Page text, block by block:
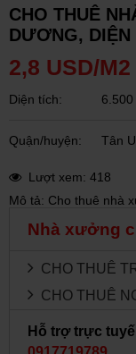
CHO THUÊ
DƯƠNG,
2,8 USD/M2
Diện tích: 6.500
Quận/huyện: Tân
Lượt xem: 418
Mô tả: Cho thuê nhà
Nhà xưởng
CHO THUÊ
CHO THUÊ
Hỗ trợ trực